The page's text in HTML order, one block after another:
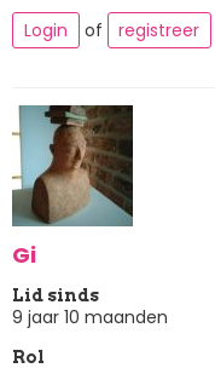
Login of registreer
Gi
Lid sinds
9 jaar 10 maanden
Rol